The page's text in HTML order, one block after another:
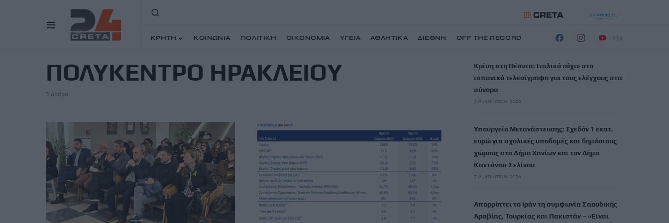
ΚΡΗΤΗ ΚΟΙΝΩΝΙΑ ΠΟΛΙΤΙΚΗ ΟΙΚΟΝΟΜΙΑ ΥΓΕΙΑ ΑΘΛΗΤΙΚΑ ΔΙΕΘΝΗ OFF THE RECORD
13K
ΠΟΛΥΚΕΝΤΡΟ ΗΡΑΚΛΕΙΟΥ
3 άρθρα
Κρίση στη Θέουτα: Ιταλικό «όχι» στο
ισπανικό τελεσίγραφο για τους ελέγχους στα
σύνορα
7 Αυγούστου, 2026
Υπουργείο Μετανάστευσης: Σχεδόν 1 εκατ.
ευρώ για σχολικές υποδομές και δημόσιους
χώρους στο Δήμο Χανίων και τον Δήμο
Καντάνου-Σελίνου
7 Αυγούστου, 2026
Απορρίπτει το Ιράν τη συμφωνία Σαουδικής
Αραβίας, Τουρκίας και Πακιστάν – «Είναι